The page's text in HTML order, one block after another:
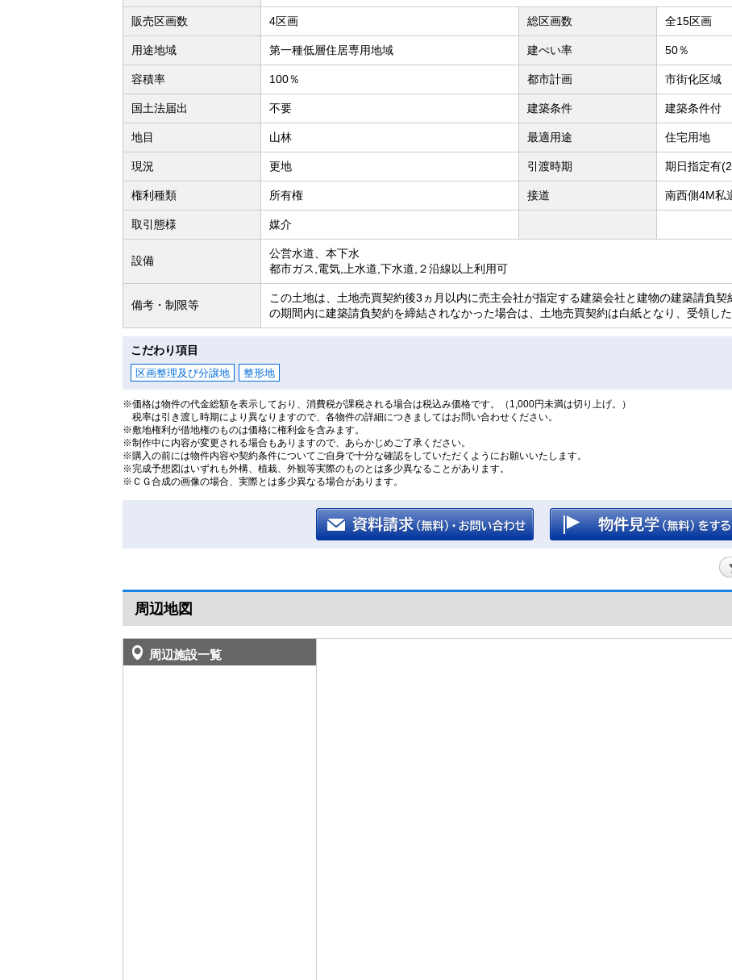
販売区画数 4区画 総区画数 全15区画
用途地域 第一種低層住居専用地域 建ぺい率 50％
容積率 100％ 都市計画 市街化区域
国土法届出 不要 建築条件 建築条件付
地目 山林 最適用途 住宅用地
現況 更地 引渡時期 期日指定有
権利種類 所有権 接道 南西側4M私
取引態様 媒介
設備
公営水道、本下水
都市ガス,電気,上水道,下水道,２沿線以上利用可
備考・制限等
この土地は、土地売買契約後3ヵ月以内に売主会社が指定する建築会社と建物の建築請負
の期間内に建築請負契約を締結されなかった場合は、土地売買契約は白紙となり、受領し
こだわり項目
区画整理及び分譲地 整形地
※価格は物件の代金総額を表示しており、消費税が課税される場合は税込み価格です。（1,000円未満は切り上げ。）
税率は引き渡し時期により異なりますので、各物件の詳細につきましてはお問い合わせください。
※敷地権利が借地権のものは価格に権利金を含みます。
※制作中に内容が変更される場合もありますので、あらかじめご了承ください。
※購入の前には物件内容や契約条件についてご自身で十分な確認をしていただくようにお願いいたします。
※完成予想図はいずれも外構、植栽、外観等実際のものとは多少異なることがあります。
※ＣＧ合成の画像の場合、実際とは多少異なる場合があります。
周辺地図
周辺施設一覧